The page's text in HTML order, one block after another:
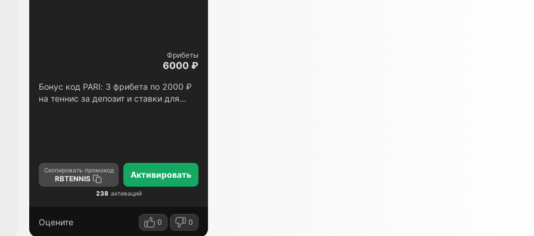
Фрибеты
6000 ₽
Бонус код PARI: 3 фрибета по 2000 ₽
на теннис за депозит и ставки для
Скопировать промокод
RBTENNIS Активировать
238 активаций
Оцените 0 0